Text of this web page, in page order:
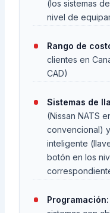
(los sistemas
nivel de
Rango de
clientes en
CAD)
Sistemas de
(Nissan NATS
convencional)
inteligente
botón en los
Programación: